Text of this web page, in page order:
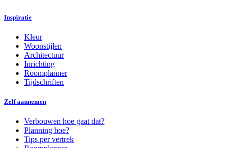
Inspiratie
Kleur
Woonstijlen
Architectuur
Inrichting
Roomplanner
Tijdschriften
Zelf aannemen
Verbouwen hoe gaat dat?
Planning hoe?
Tips per vertrek